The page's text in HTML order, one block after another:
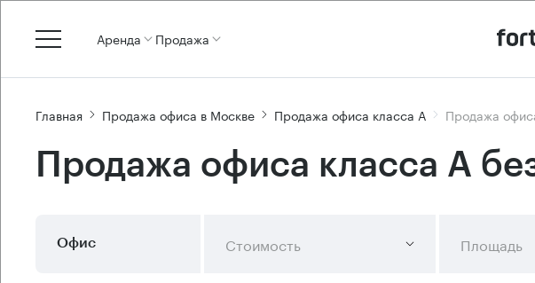
Аренда Продажа
Главная Продажа офиса в Москве Продажа офиса класса А Продажа
Продажа офиса класса А
Офис Стоимость Площадь